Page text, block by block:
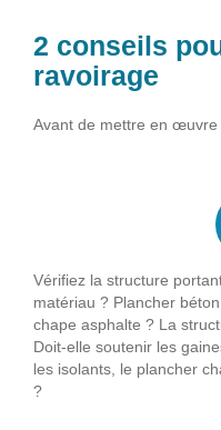
2 conseils
ravoirage
Avant de mettre en œuvre
Vérifiez la structure
matériau ? Plancher
chape asphalte ? La
Doit-elle soutenir les
les isolants, le plancher
?